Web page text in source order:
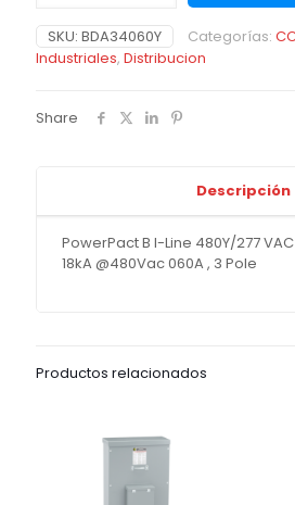
SKU: BDA34060Y Categorías:
Industriales, Distribucion
Share
Descripción
PowerPact B I-Line 480Y/277
18kA @480Vac 060A , 3 Pole
Productos relacionados